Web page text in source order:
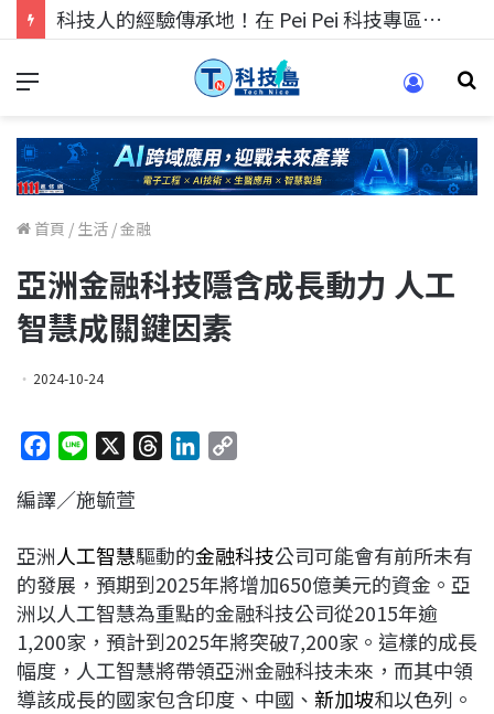
科技人的經驗傳承地！在 Pei Pei 科技專區，與學弟妹交流最硬核的技術
首頁 / 生活 /金融
亞洲金融科技隱含成長動力 人工
智慧成關鍵因素
2024-10-24
c
b
o
o
k
n
a
d
s
e
d
I
n
L
i
n
k
編譯／施毓萱
亞洲人工智慧驅動的金融科技公司可能會有前所未有
的發展，預期到2025年將增加650億美元的資金。亞
洲以人工智慧為重點的金融科技公司從2015年逾
1,200家，預計到2025年將突破7,200家。這樣的成長
幅度，人工智慧將帶領亞洲金融科技未來，而其中領
導該成長的國家包含印度、中國、 新加坡和以色列。